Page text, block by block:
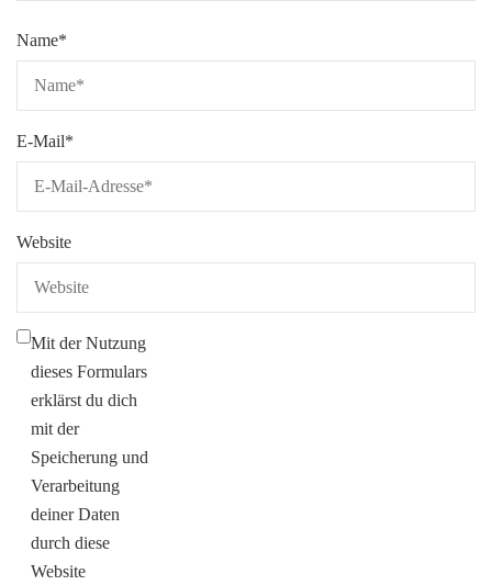
Name*
E-Mail*
Website
Mit der Nutzung
dieses Formulars
erklärst du dich
mit der
Speicherung und
Verarbeitung
deiner Daten
durch diese
Website